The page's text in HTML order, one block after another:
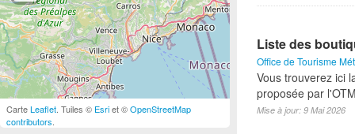
Liste des
Office de Tourisme
Vous trouverez ici
proposée par
Mise à jour: 9 Mai 2026
CarteLeaflet . Tuiles © Esriet ©OpenStreetMap
contributors